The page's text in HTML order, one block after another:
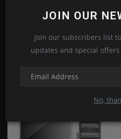
JOIN OUR
Join our subscribers list
updates and special
No,
Kamlesh
RANDOM POSTS